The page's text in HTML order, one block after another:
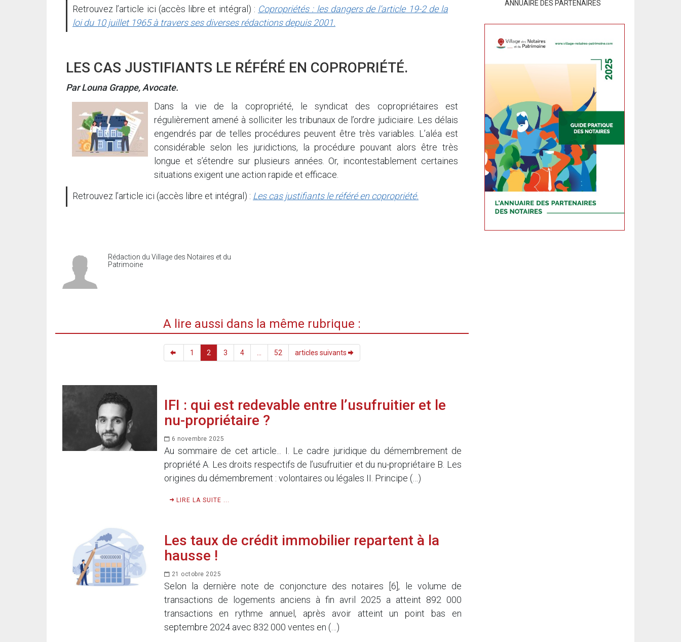
Retrouvez l’article ici (accès libre et intégral) : Copropriétés : les dangers de l’article 19-2 de la
loi du 10 juillet 1965 à travers ses diverses rédactions depuis 2001.
LES CAS JUSTIFIANTS LE RÉFÉRÉ EN COPROPRIÉTÉ.
Par Louna Grappe, Avocate.
Dans la vie de la copropriété, le syndicat des copropriétaires est
régulièrement amené à solliciter les tribunaux de l’ordre judiciaire. Les délais
engendrés par de telles procédures peuvent être très variables. L’aléa est
considérable selon les juridictions, la procédure pouvant alors être très
longue et s’étendre sur plusieurs années. Or, incontestablement certaines
situations exigent une action rapide et efficace.
Retrouvez l’article ici (accès libre et intégral) : Les cas justifiants le référé en copropriété.
Rédaction du Village des Notaires et du
Patrimoine
A lire aussi dans la même rubrique :
1 2 3 4 ... 52 articles suivants
IFI : qui est redevable entre l’usufruitier et le
nu-propriétaire ?
6 novembre 2025
Au sommaire de cet article... I. Le cadre juridique du démembrement de
propriété A. Les droits respectifs de l’usufruitier et du nu-propriétaire B. Les
origines du démembrement : volontaires ou légales II. Principe (…)
LIRE LA SUITE ...
Les taux de crédit immobilier repartent à la
hausse !
21 octobre 2025
Selon la dernière note de conjoncture des notaires [6], le volume de
transactions de logements anciens à fin avril 2025 a atteint 892 000
transactions en rythme annuel, après avoir atteint un point bas en
septembre 2024 avec 832 000 ventes en (…)
ANNUAIRE DES PARTENAIRES